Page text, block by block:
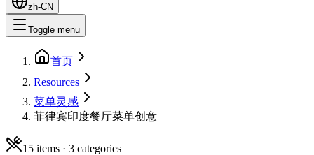
zh-CN
Toggle menu
首页
Resources
菜单灵感
菲律宾印度餐厅菜单创意
15 items · 3 categories